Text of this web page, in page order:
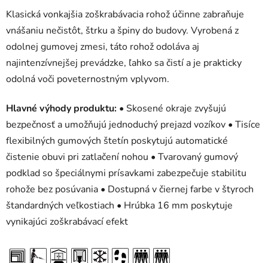
Klasická vonkajšia zoškrabávacia rohož účinne zabraňuje
vnášaniu nečistôt, štrku a špiny do budovy. Vyrobená z
odolnej gumovej zmesi, táto rohož odoláva aj
najintenzívnejšej prevádzke, ľahko sa čistí a je prakticky
odolná voči poveternostným vplyvom.
Hlavné výhody produktu: • Skosené okraje zvyšujú
bezpečnosť a umožňujú jednoduchý prejazd vozíkov • Tisíce
flexibilných gumových štetín poskytujú automatické
čistenie obuvi pri zatlačení nohou • Tvarovaný gumový
podklad so špeciálnymi prísavkami zabezpečuje stabilitu
rohože bez posúvania • Dostupná v čiernej farbe v štyroch
štandardných veľkostiach • Hrúbka 16 mm poskytuje
vynikajúci zoškrabávací efekt